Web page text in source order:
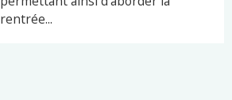
rentrée...